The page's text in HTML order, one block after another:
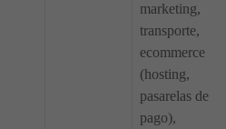
marketing,
transporte,
ecommerce
(hosting,
pasarelas de
pago),